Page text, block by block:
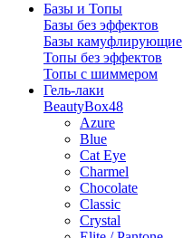
Базы и Топы
Базы без эффектов
Базы камуфлирующие
Топы без эффектов
Топы с шиммером
Гель-лаки
BeautyBox48
Azure
Blue
Cat Eye
Charmel
Chocolate
Classic
Crystal